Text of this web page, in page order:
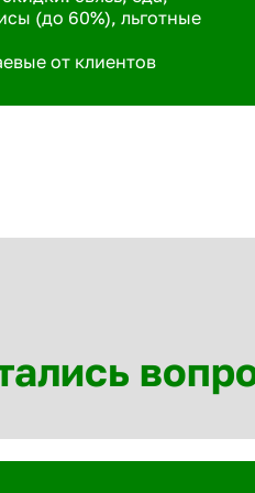
(до 60%), льготные
от клиентов